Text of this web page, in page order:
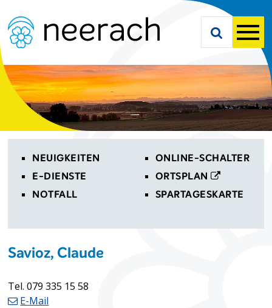
Suche
Toplinks
NEUIGKEITEN
E-DIENSTE
NOTFALL
ONLINE-SCHALTER
ORTSPLAN
SPARTAGESKARTE
Savioz, Claude
Tel. 079 335 15 58
E-Mail